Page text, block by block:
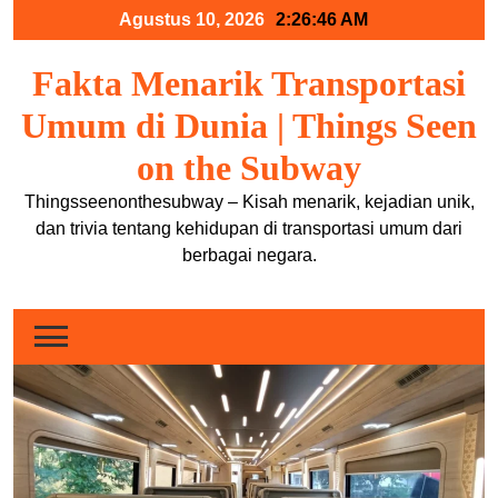
Agustus 10, 2026 2:26:46 AM
Fakta Menarik Transportasi
Umum di Dunia | Things Seen
on the Subway
Thingsseenonthesubway – Kisah menarik, kejadian unik,
dan trivia tentang kehidupan di transportasi umum dari
berbagai negara.